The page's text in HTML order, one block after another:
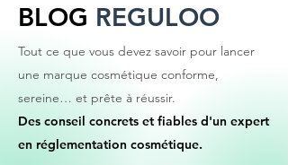
BLOG REGULOO
Tout ce que vous devez savoir pour lancer
une marque cosmétique conforme,
sereine… et prête à réussir.
Des conseil concrets et fiables d'un expert
en réglementation cosmétique.